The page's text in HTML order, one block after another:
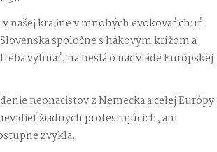
našej krajine v mnohých evokovať chuť
spoločne s hákovým krížom a
vyhnať, na heslá o nadvláde Európskej
neonacistov z Nemecka a celej Európy
žiadnych protestujúcich, ani
zvykla.